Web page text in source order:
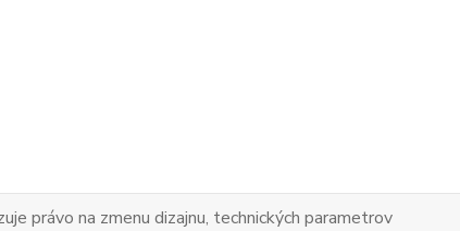
právo na zmenu dizajnu, technických parametrov